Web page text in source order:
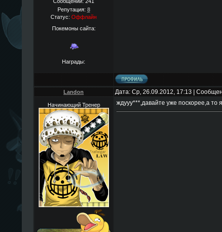
Репутация: 8
Статус: Оффлайн
Покемоны сайта:
Награды:
Landon Дата: Ср, 26.09.2012, 17:13 |
Начинающий Тренер ждууу***,давайте уже поскорее,а то